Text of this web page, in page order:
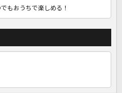
もおうちで楽しめる！